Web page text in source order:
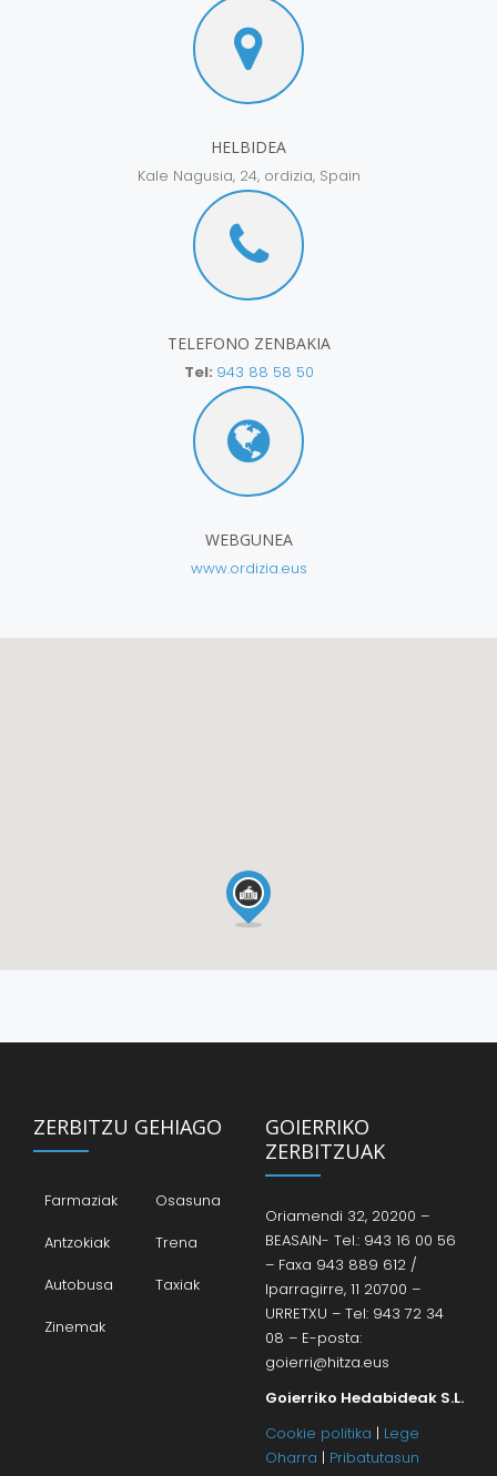
HELBIDEA
Kale Nagusia, 24, ordizia, Spain
TELEFONO ZENBAKIA
Tel: 943 88 58 50
WEBGUNEA
www.ordizia.eus
ZERBITZU GEHIAGO
Farmaziak
Osasuna
Antzokiak
Trena
Autobusa
Taxiak
Zinemak
GOIERRIKO
ZERBITZUAK
Oriamendi 32, 20200 –
BEASAIN- Tel.: 943 16 00 56
– Faxa 943 889 612 /
Iparragirre, 11 20700 –
URRETXU – Tel: 943 72 34
08 – E-posta:
goierri@hitza.eus
Goierriko Hedabideak S.L.
Cookie politika | Lege
Oharra | Pribatutasun